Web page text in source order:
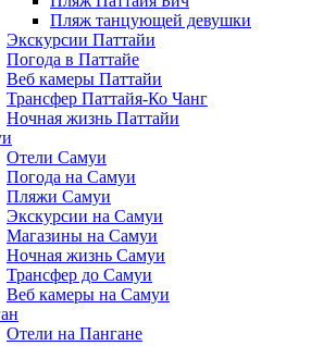
Пляж танцующей девушки
Экскурсии Паттайи
Погода в Паттайе
Веб камеры Паттайи
Трансфер Паттайя-Ко Чанг
Ночная жизнь Паттайи
Отели Самуи
Погода на Самуи
Пляжи Самуи
Экскурсии на Самуи
Магазины на Самуи
Ночная жизнь Самуи
Трансфер до Самуи
Веб камеры на Самуи
Отели на Пангане